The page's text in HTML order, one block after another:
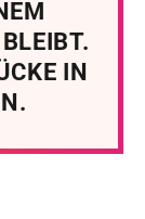
IN